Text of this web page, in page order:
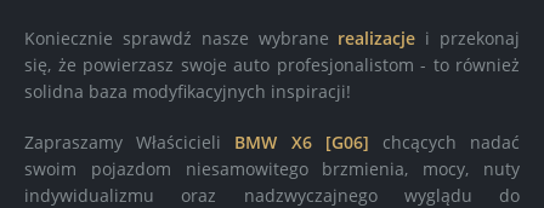
Koniecznie sprawdź nasze wybrane realizacje i przekonaj
się, że powierzasz swoje auto profesjonalistom - to również
solidna baza modyfikacyjnych inspiracji!
Zapraszamy Właścicieli BMW X6 [G06] chcących nadać
swoim pojazdom niesamowitego brzmienia, mocy, nuty
indywidualizmu oraz nadzwyczajnego wyglądu do